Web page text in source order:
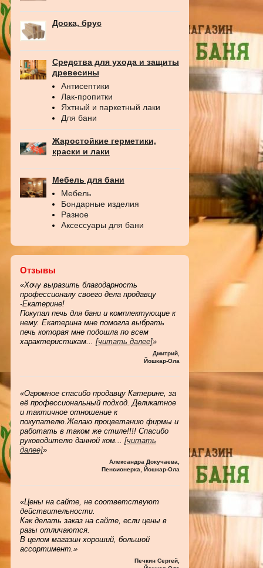
Доска, брус
Средства для ухода и защиты
древесины
Антисептики
Лак-пропитки
Яхтный и паркетный лаки
Для бани
Жаростойкие герметики,
краски и лаки
Мебель для бани
Мебель
Бондарные изделия
Разное
Аксессуары для бани
Отзывы
«Хочу выразить благодарность
профессионалу своего дела продавцу
-Екатерине!
Покупал печь для бани и комплектующие к
нему. Екатерина мне помогла выбрать
печь которая мне подошла по всем
характеристикам... [читать далее]»
Дмитрий,
Йошкар-Ола
«Огромное спасибо продавцу Катерине, за
её профессиональный подход. Деликатное
и тактичное отношение к
покупателю.Желаю процветанию фирмы и
работать в таком же стиле!!!! Спасибо
руководителю данной ком... [читать
далее]»
Александра Докучаева
Пенсионерка, Йошкар-Ола
«Цены на сайте, не соответствуют
действительности.
Как делать заказ на сайте, если цены в
разы отличаются.
В целом магазин хороший, большой
ассортимент.»
Печкин Сергей,